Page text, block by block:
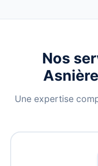
Nos
Une expertise